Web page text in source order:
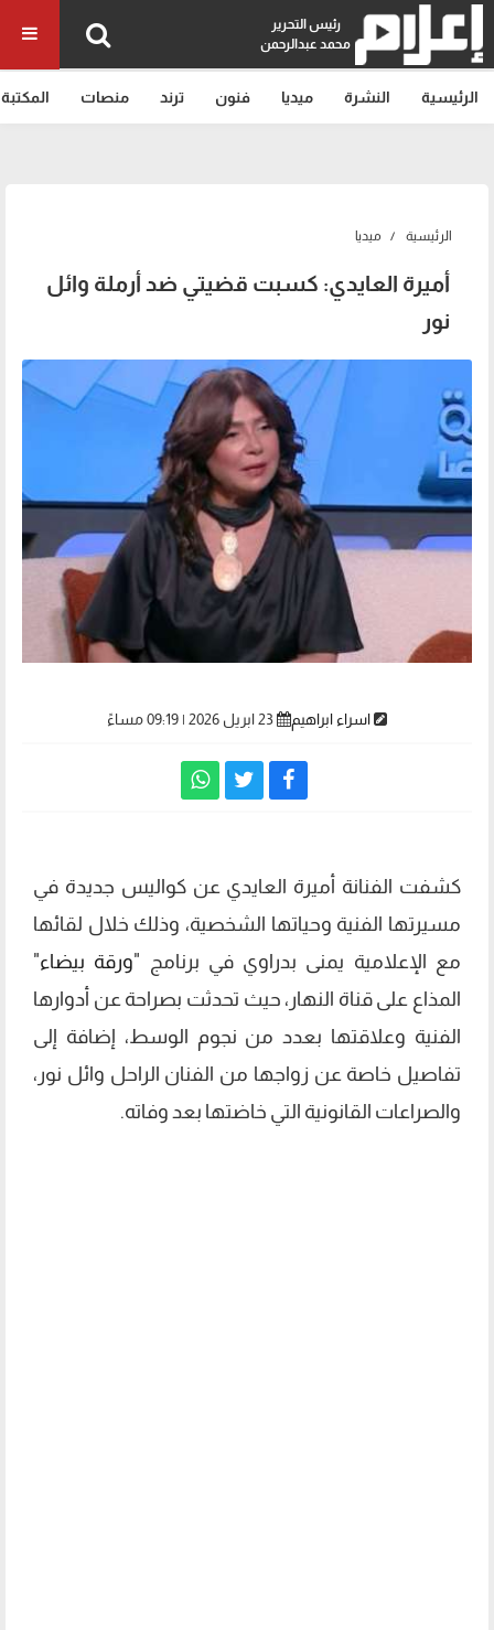
رئيس التحرير
محمد عبدالرحمن
الرئيسية النشرة ميديا فنون ترند منصات المكتبة
الرئيسية ميديا
أميرة العايدي: كسبت قضيتي ضد أرملة وائل
نور
اسراء ابراهيم
كشفت الفنانة أميرة العايدي عن كواليس جديدة في
مسيرتها الفنية وحياتها الشخصية، وذلك خلال لقائها
مع الإعلامية يمنى بدراوي في برنامج "ورقة بيضاء"
المذاع على قناة النهار، حيث تحدثت بصراحة عن أدوارها
الفنية وعلاقتها بعدد من نجوم الوسط، إضافة إلى
تفاصيل خاصة عن زواجها من الفنان الراحل وائل نور،
والصراعات القانونية التي خاضتها بعد وفاته.